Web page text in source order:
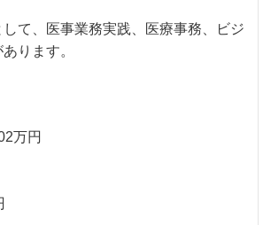
て、医事業務実践、医療事務、ビジ
ります。
万円